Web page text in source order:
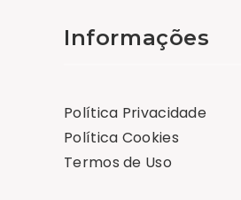
Informações
Política Privacidade
Política Cookies
Termos de Uso